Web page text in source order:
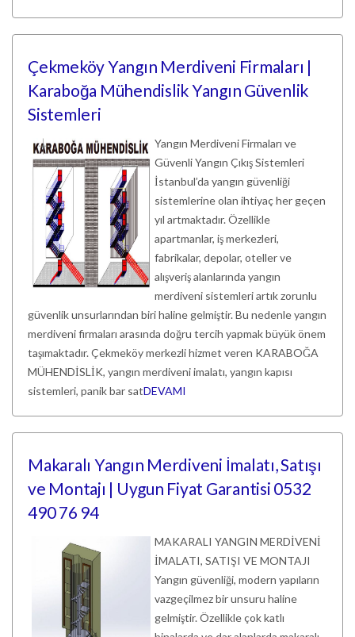
Çekmeköy Yangın Merdiveni Firmaları |
Karaboğa Mühendislik Yangın Güvenlik
Sistemleri
Yangın Merdiveni Firmaları ve
Güvenli Yangın Çıkış Sistemleri
İstanbul’da yangın güvenliği
sistemlerine olan ihtiyaç her geçen
yıl artmaktadır. Özellikle
apartmanlar, iş merkezleri,
fabrikalar, depolar, oteller ve
alışveriş alanlarında yangın
merdiveni sistemleri artık zorunlu
güvenlik unsurlarından biri haline gelmiştir. Bu nedenle yangın
merdiveni firmaları arasında doğru tercih yapmak büyük önem
taşımaktadır. Çekmeköy merkezli hizmet veren KARABOĞA
MÜHENDİSLİK, yangın merdiveni imalatı, yangın kapısı
sistemleri, panik bar satDEVAMI
Makaralı Yangın Merdiveni İmalatı, Satışı
ve Montajı | Uygun Fiyat Garantisi 0532
490 76 94
MAKARALI YANGIN MERDİVENİ
İMALATI, SATIŞI VE MONTAJI
Yangın güvenliği, modern yapıların
vazgeçilmez bir unsuru haline
gelmiştir. Özellikle çok katlı